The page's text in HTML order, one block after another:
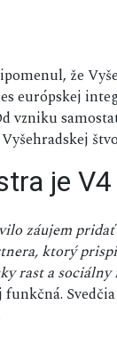
že
európskej
vzniku
je
záujem
ktorý
rast a